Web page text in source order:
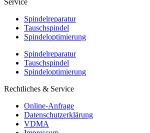
Spindelreparatur
Tauschspindel
Spindeloptimierung
Spindelreparatur
Tauschspindel
Spindeloptimierung
Rechtliches & Service
Online-Anfrage
Datenschutzerklärung
VDMA